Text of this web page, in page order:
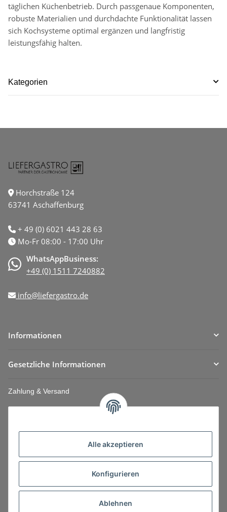
Alle akzeptieren
Konfigurieren
Ablehnen
täglichen Küchenbetrieb. Durch passgenaue Komponenten,
robuste Materialien und durchdachte Funktionalität lassen
sich Kochsysteme optimal ergänzen und langfristig
leistungsfähig halten.
Kategorien
Horchstraße 124
63741 Aschaffenburg
+ 49 (0) 6021 443 28 63
Mo-Fr 08:00 - 17:00 Uhr
WhatsAppBusiness:
+49 (0) 1511 7240882
info@liefergastro.de
Informationen
Gesetzliche Informationen
Zahlung & Versand